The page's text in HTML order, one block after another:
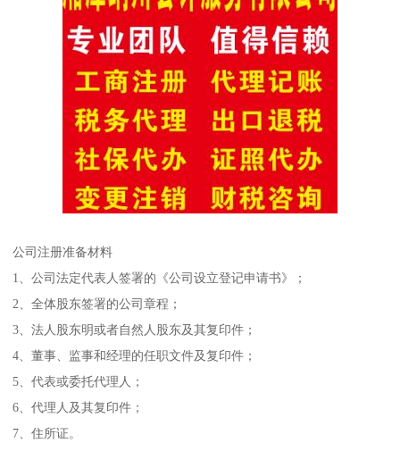
公司注册准备材料
1、公司法定代表人签署的《公司设立登记申请书》；
2、全体股东签署的公司章程；
3、法人股东明或者自然人股东及其复印件；
4、董事、监事和经理的任职文件及复印件；
5、代表或委托代理人；
6、代理人及其复印件；
7、住所证。